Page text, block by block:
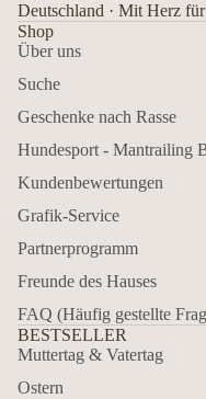
Deutschland · Mit Herz
Shop
Über uns
Suche
Geschenke nach Rasse
Hundesport - Mantrailing
Kundenbewertungen
Grafik-Service
Partnerprogramm
Freunde des Hauses
FAQ (Häufig gestellte
BESTSELLER
Muttertag & Vatertag
Ostern